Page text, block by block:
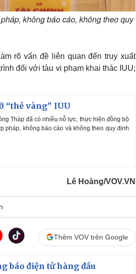
không báo cáo, không theo quy
rõ vấn đề liên quan đến truy xuất
đối với tàu vi phạm khai thác IUU;
“thẻ vàng” IUU
Tháp đã có nhiều nỗ lực, thực hiện đồng bộ
pháp, không báo cáo và không theo quy định
Lê Hoàng/VOV.VN
Thêm VOV trên Google
báo điện tử hàng đầu